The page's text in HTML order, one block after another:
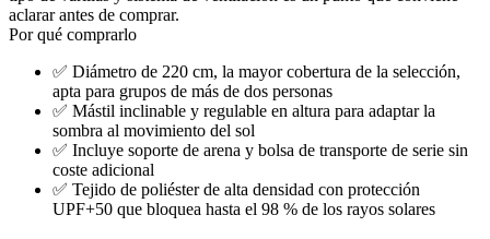
aclarar antes de comprar.
Por qué comprarlo
✅ Diámetro de 220 cm, la mayor cobertura de la selección,
apta para grupos de más de dos personas
✅ Mástil inclinable y regulable en altura para adaptar la
sombra al movimiento del sol
✅ Incluye soporte de arena y bolsa de transporte de serie sin
coste adicional
✅ Tejido de poliéster de alta densidad con protección
UPF+50 que bloquea hasta el 98 % de los rayos solares